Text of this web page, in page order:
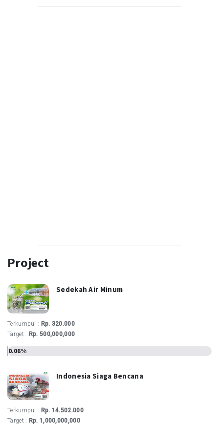
Project
Sedekah Air Minum
Terkumpul : Rp. 320.000
Target : Rp. 500,000,000
0.06%
Indonesia Siaga Bencana
Terkumpul : Rp. 14.502.000
Target : Rp. 1,000,000,000